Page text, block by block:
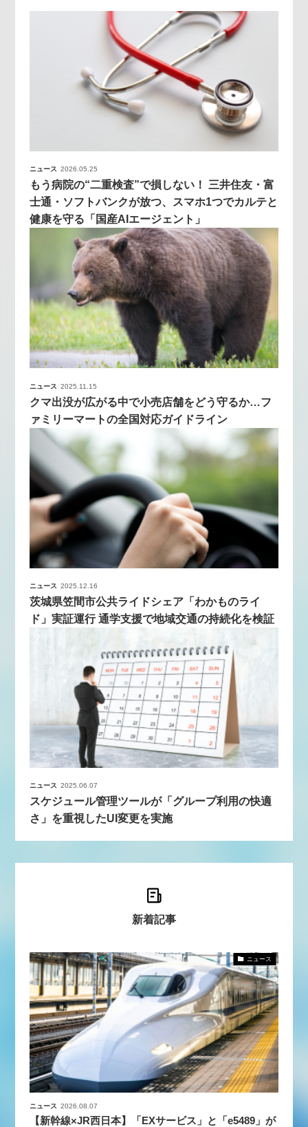
ニュース 2026.05.25
もう病院の“二重検査”で損しない！ 三井住友・富
士通・ソフトバンクが放つ、スマホ1つでカルテと
健康を守る「国産AIエージェント」
ニュース 2025.11.15
クマ出没が広がる中で小売店舗をどう守るか…フ
ァミリーマートの全国対応ガイドライン
ニュース 2025.12.16
茨城県笠間市公共ライドシェア「わかものライ
ド」実証運行 通学支援で地域交通の持続化を検証
ニュース 2025.06.07
スケジュール管理ツールが「グループ利用の快適
さ」を重視したUI変更を実施
新着記事
ニュース
ニュース 2026.08.07
【新幹線×JR西日本】「EXサービス」と「e5489」が